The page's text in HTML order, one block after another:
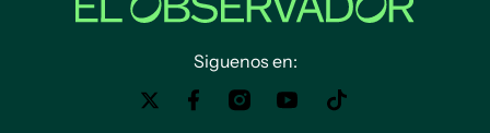
Siguenos en: